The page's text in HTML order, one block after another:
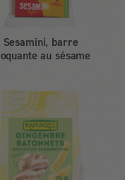
Sesamini, barre
au sésame